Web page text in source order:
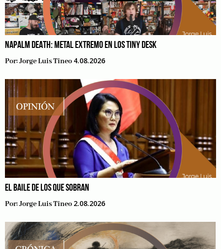
NAPALM DEATH: METAL EXTREMO EN LOS TINY DESK
Por:Jorge Luis Tineo 4.08.2026
EL BAILE DE LOS QUE SOBRAN
Por:Jorge Luis Tineo 2.08.2026